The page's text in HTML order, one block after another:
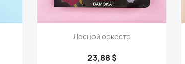
Просмотр
Лесной оркестр
23,88 $